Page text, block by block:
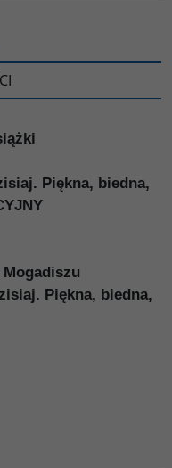
Piękna, biedna,
Piękna, biedna,